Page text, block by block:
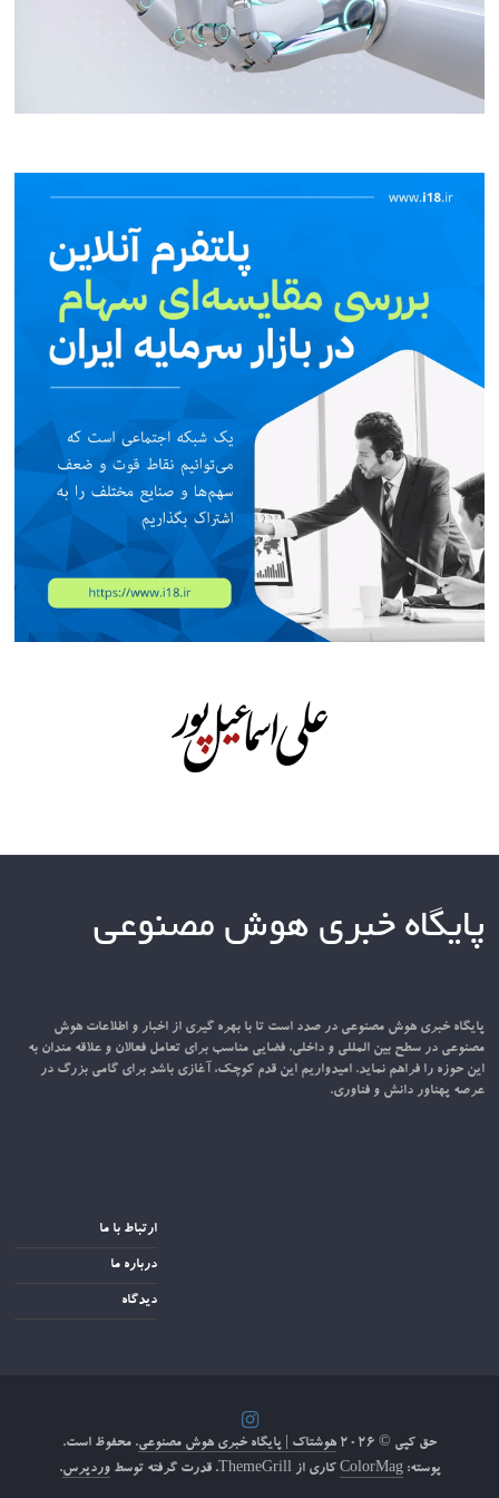
پایگاه خبری هوش مصنوعی
پایگاه خبری هوش مصنوعی در صدد است تا با بهره گیری از اخبار و اطلاعات هوش
مصنوعی در سطح بین المللی و داخلی، فضایی مناسب برای تعامل فعالان و علاقه مندان به
این حوزه را فراهم نماید. امیدواریم این قدم کوچک، آغازی باشد برای گامی بزرگ در
عرصه پهناور دانش و فناوری.
ارتباط با ما
درباره ما
دیدگاه
حق کپی © ۲۰۲۶ هوشتاک | پایگاه خبری هوش مصنوعی. محفوظ است.
پوسته:ColorMag کاری از ThemeGrill. قدرت گرفته توسط وردپرس.